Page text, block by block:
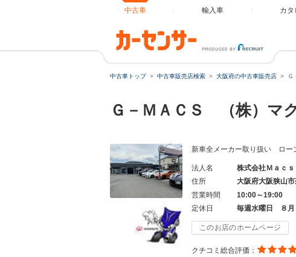
中古車 輸入車 カタ
中古車トップ 中古車販売店検索 大阪府の中古車販売店 Ｇ
Ｇ－ＭＡＣＳ （株）マ
新車全メーカー取り扱い ロー
法人名
株式会社Ｍａｃ
住所
大阪府大阪狭山
営業時間
10:00～19:00
定休日
毎週水曜日 ８月
このお店のホームページ
クチコミ総合評価：